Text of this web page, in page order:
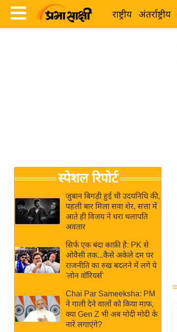
राष्ट्रीय अंतर्राष्ट्रीय
Breaking
News in
Hindi
Hindi
Hindi
जगत
राय
बजट
क्रिकेट
IPL
ई-पेपर
मिसाल बेमिसाल
स्पेशल रिपोर्ट
जुबान बिगड़ी हुई थी उदयनिधि की,
पहली बार मिला सवा शेर, सत्ता में
आते ही विजय ने धरा थलापति
अवतार
सिर्फ एक बंदा काफ़ी है: PK से
ओवैसी तक...कैसे अकेले दम पर
राजनीति का रुख बदलने में लगे ये
'लोन वॉरियर्स'
Chai Par Sameeksha: PM
ने गाली देने वालों को किया माफ,
क्या Gen Z भी अब मोदी मोदी के
नारे लगाएंगे?